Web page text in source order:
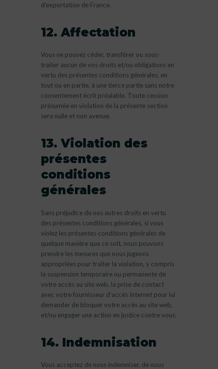
d’exportation de France.
12. Affectation
Vous ne pouvez céder, transférer ou sous-
traiter aucun de vos droits et/ou obligations en
vertu des présentes conditions générales, en
tout ou en partie, à une tierce partie sans notre
consentement écrit préalable. Toute cession
présumée en violation de la présente section
sera nulle et non avenue.
13. Violation des
présentes
conditions
générales
Sans préjudice de nos autres droits en vertu
des présentes conditions générales, si vous
violez les présentes conditions générales de
quelque manière que ce soit, nous pouvons
prendre les mesures que nous jugeons
appropriées pour traiter la violation, y compris
la suspension temporaire ou permanente de
votre accès au site web, la prise de contact
avec votre fournisseur d’accès Internet pour lui
demander de bloquer votre accès au site web,
et/ou engager une action en justice contre vous.
14. Indemnisation
Vous acceptez de nous indemniser, de nous